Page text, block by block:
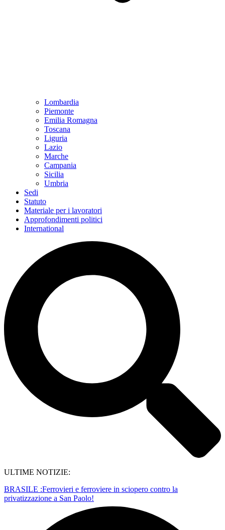
Lombardia
Piemonte
Emilia Romagna
Toscana
Liguria
Lazio
Marche
Campania
Sicilia
Umbria
Sedi
Statuto
Materiale per i lavoratori
Approfondimenti politici
International
ULTIME NOTIZIE:
BRASILE :Ferrovieri e ferroviere in sciopero contro la
privatizzazione a San Paolo!